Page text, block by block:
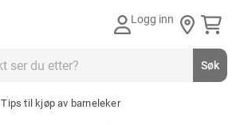
Logg inn
Søk
Tips til kjøp av barneleker